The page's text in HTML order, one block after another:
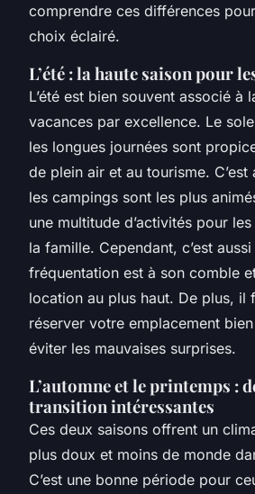
comprendre ces différences
choix éclairé.
L’été : la haute saison pour
L’été est bien souvent associé à
vacances par excellence. Le
les longues journées sont
de plein air et au tourisme. C’est
les campings sont les plus
une multitude d’activités pour
la famille. Cependant, c’est
fréquentation est à son comble
location au plus haut. De plus, il
réserver votre emplacement
éviter les mauvaises surprises.
L’automne et le printemps :
transition intéressantes
Ces deux saisons offrent un
plus doux et moins de monde
C’est une bonne période pour